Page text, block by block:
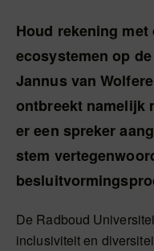
Houd rekening
ecosystemen op
Jannus van
ontbreekt namelijk
er een spreker
stem
De Radboud
inclusiviteit en